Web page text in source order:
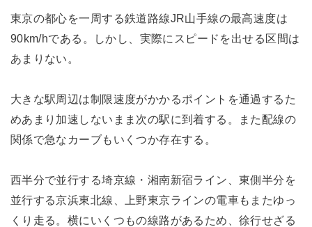
東京の都心を一周する鉄道路線JR山手線の最高速度は
90km/hである。しかし、実際にスピードを出せる区間は
あまりない。
大きな駅周辺は制限速度がかかるポイントを通過するた
めあまり加速しないまま次の駅に到着する。また配線の
関係で急なカーブもいくつか存在する。
西半分で並行する埼京線・湘南新宿ライン、東側半分を
並行する京浜東北線、上野東京ラインの電車もまたゆっ
くり走る。横にいくつもの線路があるため、徐行せざる